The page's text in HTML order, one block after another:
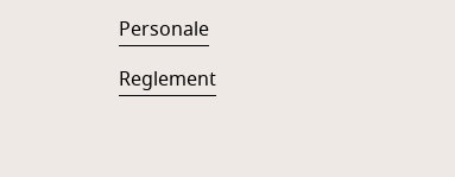
Personale
Reglement